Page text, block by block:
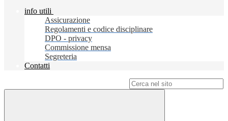
info utili
Assicurazione
Regolamenti e codice disciplinare
DPO - privacy
Commissione mensa
Segreteria
Contatti